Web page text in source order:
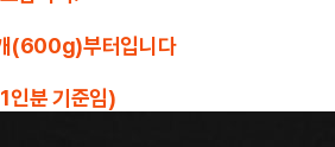
(600g)부터입니다
분 기준임)